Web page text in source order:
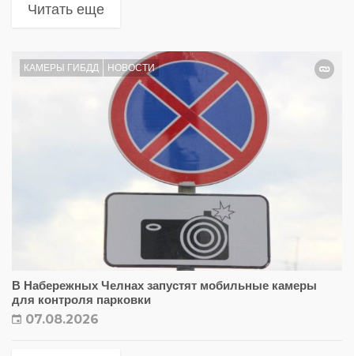
Читать еще
КАМЕРЫ ГИБДД НОВОСТИ
В Набережных Челнах запустят мобильные камеры
для контроля парковки
07.08.2026